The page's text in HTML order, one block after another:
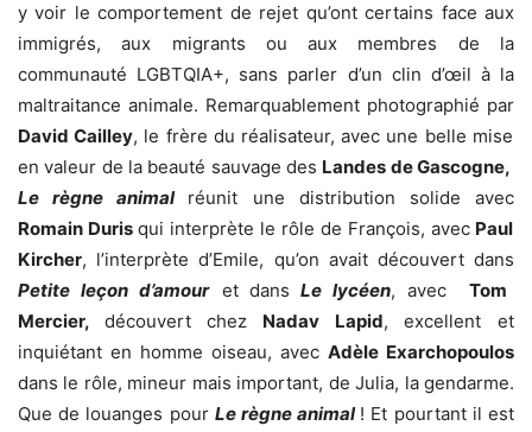
y voir le comportement de rejet qu’ont certains face aux
immigrés, aux migrants ou aux membres de la
communauté LGBTQIA+, sans parler d’un clin d’œil à la
maltraitance animale. Remarquablement photographié par
David Cailley, le frère du réalisateur, avec une belle mise
en valeur de la beauté sauvage des Landes de Gascogne,
Le règne animal réunit une distribution solide avec
Romain Duris qui interprète le rôle de François, avec Paul
Kircher, l’interprète d’Emile, qu’on avait découvert dans
Petite leçon d’amouret dans Le lycéen, avec
Tom
Mercier, découvert chez Nadav Lapid, excellent et
inquiétant en homme oiseau, avec Adèle Exarchopoulos
dans le rôle, mineur mais important, de Julia, la gendarme.
Que de louanges pour Le règne animal ! Et pourtant il est